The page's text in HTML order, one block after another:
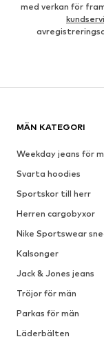
med verkan för
MÄN KATEGORI
Weekday jeans för
Svarta hoodies
Sportskor till herr
Herren cargobyxor
Nike Sportswear
Kalsonger
Jack & Jones jeans
Tröjor för män
Parkas för män
Läderbälten